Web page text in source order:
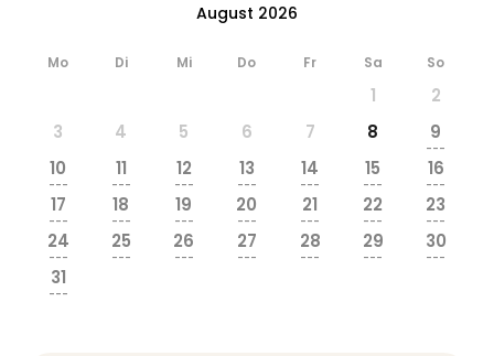
August 2026
Mo Di Mi Do Fr Sa So
1
2
3
4 5 6 7 8 9
---
10
---
11
---
12
---
13
---
14
---
15
---
16
---
17
---
18
---
19
---
20
---
21
---
22
---
23
---
24
---
25
---
26
---
27
---
28
---
29
---
30
---
31
---